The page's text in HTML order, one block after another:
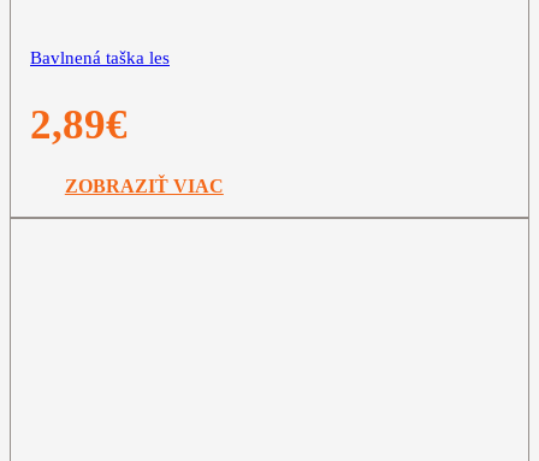
Bavlnená taška les
2,89€
ZOBRAZIŤ VIAC